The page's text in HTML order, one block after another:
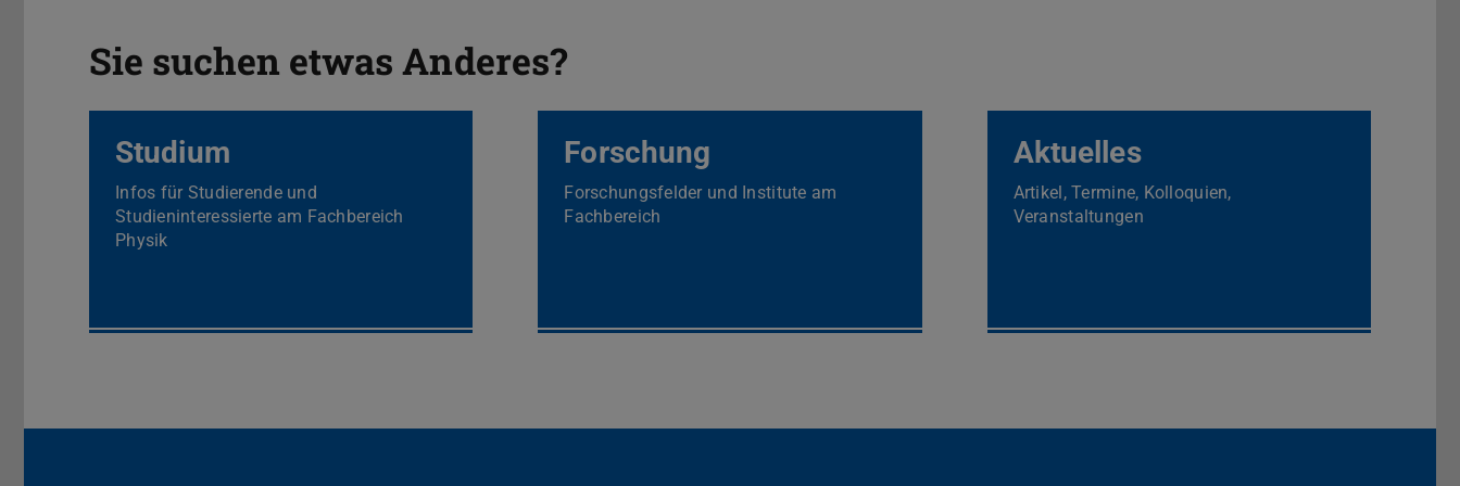
Sie suchen etwas Anderes?
Studium
Infos für Studierende und
Studieninteressierte am Fachbereich
Physik
Forschung
Forschungsfelder und Institute am
Fachbereich
Aktuelles
Artikel, Termine, Kolloquien,
Veranstaltungen